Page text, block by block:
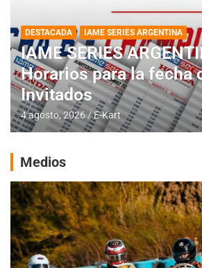
DESTACADA IAME SERIES ARGENTINA
IAME SERIES
Horarios para la fecha
Invitados
4 agosto, 2026 E-Kart
Medios